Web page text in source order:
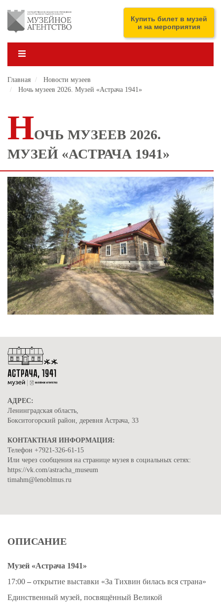
основному
содержанию
ENG
Купить билет в музей
и на мероприятия
Главная
Новости музеев
Ночь музеев 2026. Музей «Астрача 1941»
НОЧЬ МУЗЕЕВ 2026.
МУЗЕЙ «АСТРАЧА 1941»
АДРЕС:
Ленинградская область,
Бокситогорский район, деревня Астрача, 33
КОНТАКТНАЯ ИНФОРМАЦИЯ:
Телефон +7921-326-61-15
Или через сообщения на странице музея в социальных сетях:
https://vk.com/astracha_museum
timahm@lenoblmus.ru
ОПИСАНИЕ
Музей «Астрача 1941»
17:00 – открытие выставки «За Тихвин билась вся страна»
Единственный музей, посвящённый Великой